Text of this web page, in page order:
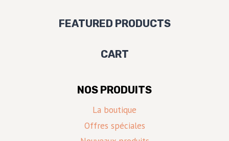
FEATURED PRODUCTS
CART
NOS PRODUITS
La boutique
Offres spéciales